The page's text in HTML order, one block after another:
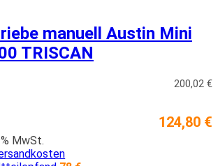
manuell Austin Mini
TRISCAN
200,02 €
124,80 €
MwSt.